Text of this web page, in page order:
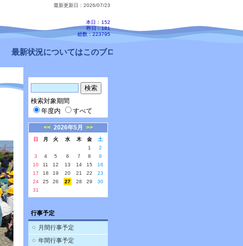
最新更新日：2026/07/23
本日： 152
昨日：181
総数：223795
最新状況についてはこのブログ、配信メールをご確認ください。
検索対象期間
年度内
すべて
<< 2026年5月 >>
日 月 火 水 木 金
土
1
2
3
4 5 6 7 8
9
10
11 12 13 14 15
16
17
18 19 20 21 22
23
24
25 26 27 28 29
30
31
行事予定
月間行事予定
年間行事予定